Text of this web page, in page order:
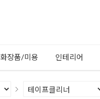
화장품/미용 인테리어